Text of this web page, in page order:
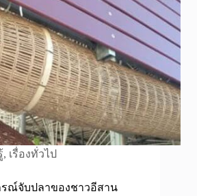
, เรื่องทั่วไป
ณ์จับปลาของชาวอีสาน